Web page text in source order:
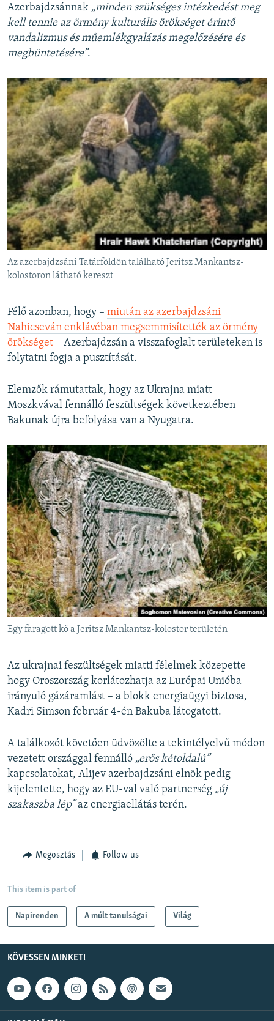
Azerbajdzsánnak „minden szükséges intézkedést meg
kell tennie az örmény kulturális örökséget érintő
vandalizmus és műemlékgyalázás megelőzésére és
megbüntetésére”.
Az azerbajdzsáni Tatárföldön található Jeritsz Mankantsz-
kolostoron látható kereszt
Félő azonban, hogy – miután az azerbajdzsáni
Nahicseván enklávéban megsemmisítették az örmény
örökséget – Azerbajdzsán a visszafoglalt területeken is
folytatni fogja a pusztítását.
Elemzők rámutattak, hogy az Ukrajna miatt
Moszkvával fennálló feszültségek következtében
Bakunak újra befolyása van a Nyugatra.
Egy faragott kő a Jeritsz Mankantsz-kolostor területén
Az ukrajnai feszültségek miatti félelmek közepette –
hogy Oroszország korlátozhatja az Európai Unióba
irányuló gázáramlást – a blokk energiaügyi biztosa,
Kadri Simson február 4-én Bakuba látogatott.
A találkozót követően üdvözölte a tekintélyelvű módon
vezetett országgal fennálló „erős kétoldalú”
kapcsolatokat, Alijev azerbajdzsáni elnök pedig
kijelentette, hogy az EU-val való partnerség „új
szakaszba lép” az energiaellátás terén.
Megosztás Follow us
This item is part of
Napirenden A múlt tanulságai Világ
KÖVESSEN MINKET!